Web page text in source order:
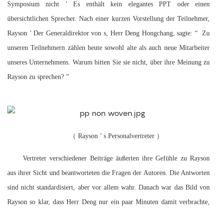
Symposium nicht ’Es enthält kein elegantes PPT oder einen
übersichtlichen Sprecher. Nach einer kurzen Vorstellung der Teilnehmer,
Rayson ’Der Generaldirektor von s, Herr Deng Hongchang, sagte: “ Zu
unseren Teilnehmern zählen heute sowohl alte als auch neue Mitarbeiter
unseres Unternehmens. Warum bitten Sie sie nicht, über ihre Meinung zu
Rayson zu sprechen? ”
（ Rayson ’ s Personalvertreter ）
Vertreter verschiedener Beiträge äußerten ihre Gefühle zu Rayson
aus ihrer Sicht und beantworteten die Fragen der Autoren. Die Antworten
sind nicht standardisiert, aber vor allem wahr. Danach war das Bild von
Rayson so klar, dass Herr Deng nur ein paar Minuten damit verbrachte,